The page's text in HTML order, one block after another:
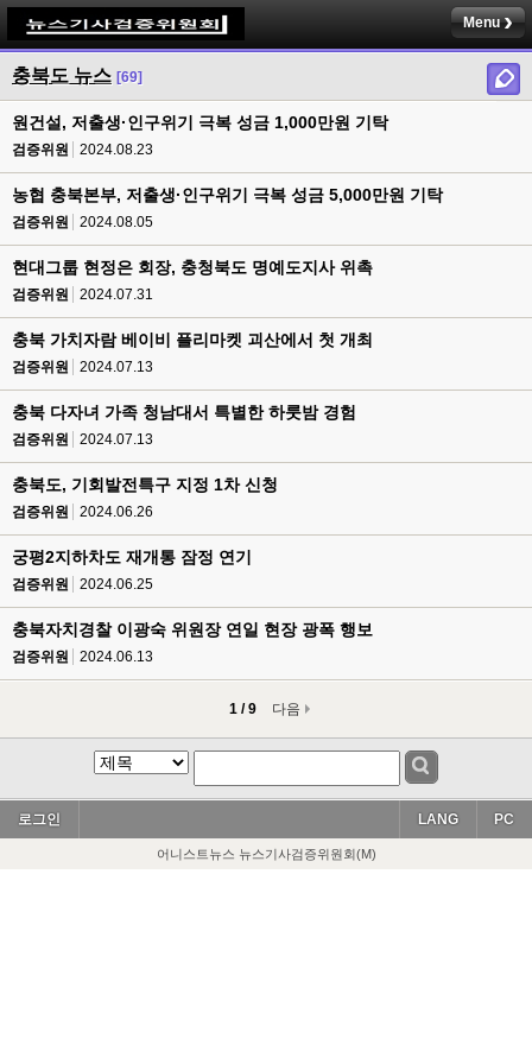
Menu
충북도 뉴스 [69]
원건설, 저출생·인구위기 극복 성금 1,000만원 기탁
검증위원 2024.08.23
농협 충북본부, 저출생·인구위기 극복 성금 5,000만원 기탁
검증위원 2024.08.05
현대그룹 현정은 회장, 충청북도 명예도지사 위촉
검증위원 2024.07.31
충북 가치자람 베이비 플리마켓 괴산에서 첫 개최
검증위원 2024.07.13
충북 다자녀 가족 청남대서 특별한 하룻밤 경험
검증위원 2024.07.13
충북도, 기회발전특구 지정 1차 신청
검증위원 2024.06.26
궁평2지하차도 재개통 잠정 연기
검증위원 2024.06.25
충북자치경찰 이광숙 위원장 연일 현장 광폭 행보
검증위원 2024.06.13
1 / 9 다음
로그인 PC
LANG
어니스트뉴스 뉴스기사검증위원회(M)